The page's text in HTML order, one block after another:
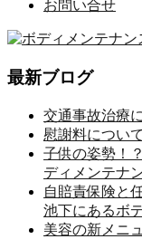
お問い合せ
最新ブログ
交通事故治療
慰謝料について
子供の姿勢！
ディメンテナ
自賠責保険と
池下にあるボ
美容の新メニ